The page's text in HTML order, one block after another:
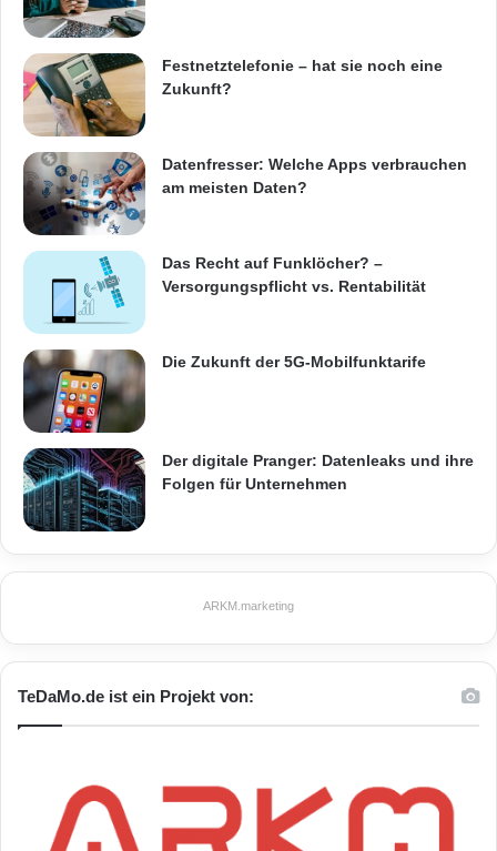
Festnetztelefonie – hat sie noch eine
Zukunft?
Datenfresser: Welche Apps verbrauchen
am meisten Daten?
Das Recht auf Funklöcher? –
Versorgungspflicht vs. Rentabilität
Die Zukunft der 5G-Mobilfunktarife
Der digitale Pranger: Datenleaks und ihre
Folgen für Unternehmen
ARKM.marketing
TeDaMo.de ist ein Projekt von: